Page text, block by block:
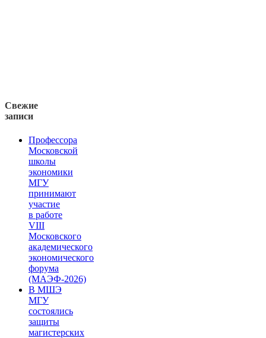
Свежие
записи
Профессора
Московской
школы
экономики
МГУ
принимают
участие
в работе
VIII
Московского
академического
экономического
форума
(МАЭФ-2026)
В МШЭ
МГУ
состоялись
защиты
магистерских